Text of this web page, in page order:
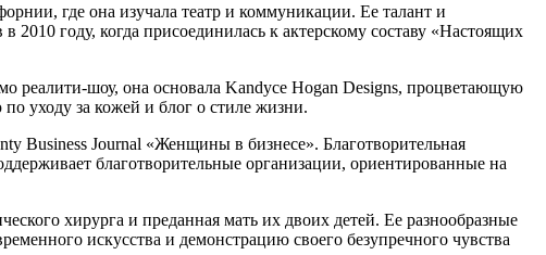
где она изучала театр и коммуникации. Ее талант и
году, когда присоединилась к актерскому составу «Настоящих
реалити-шоу, она основала Kandyce Hogan Designs, процветающую
уходу за кожей и блог о стиле жизни.
Business Journal «Женщины в бизнесе». Благотворительная
благотворительные организации, ориентированные на
хирурга и преданная мать их двоих детей. Ее разнообразные
искусства и демонстрацию своего безупречного чувства